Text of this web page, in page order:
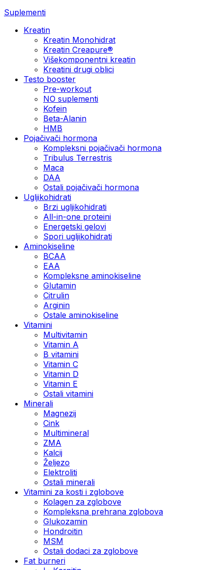
Suplementi
Kreatin
Kreatin Monohidrat
Kreatin Creapure®
Višekomponentni kreatin
Kreatini drugi oblici
Testo booster
Pre-workout
NO suplementi
Kofein
Beta-Alanin
HMB
Pojačivači hormona
Kompleksni pojačivači hormona
Tribulus Terrestris
Maca
DAA
Ostali pojačivači hormona
Ugljikohidrati
Brzi ugljikohidrati
All-in-one proteini
Energetski gelovi
Spori ugljikohidrati
Aminokiseline
BCAA
EAA
Kompleksne aminokiseline
Glutamin
Citrulin
Arginin
Ostale aminokiseline
Vitamini
Multivitamin
Vitamin A
B vitamini
Vitamin C
Vitamin D
Vitamin E
Ostali vitamini
Minerali
Magnezij
Cink
Multimineral
ZMA
Kalcij
Željezo
Elektroliti
Ostali minerali
Vitamini za kosti i zglobove
Kolagen za zglobove
Kompleksna prehrana zglobova
Glukozamin
Hondroitin
MSM
Ostali dodaci za zglobove
Fat burneri